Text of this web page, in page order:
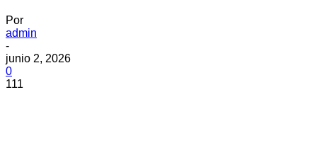
Por
admin
-
junio 2, 2026
0
111